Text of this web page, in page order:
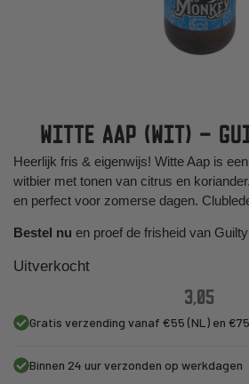
WITTE AAP (WIT) –
Heerlijk fris & eigenwijs! Witte Aap is
witbier met tonen van citrus en
en perfect voor zomerse dagen.
Bestel nu en proef de frisheid van
Uitverkocht
3,05
Gratis verzending vanaf €55 (NL) en
Binnen 24 uur verzonden op werkdagen